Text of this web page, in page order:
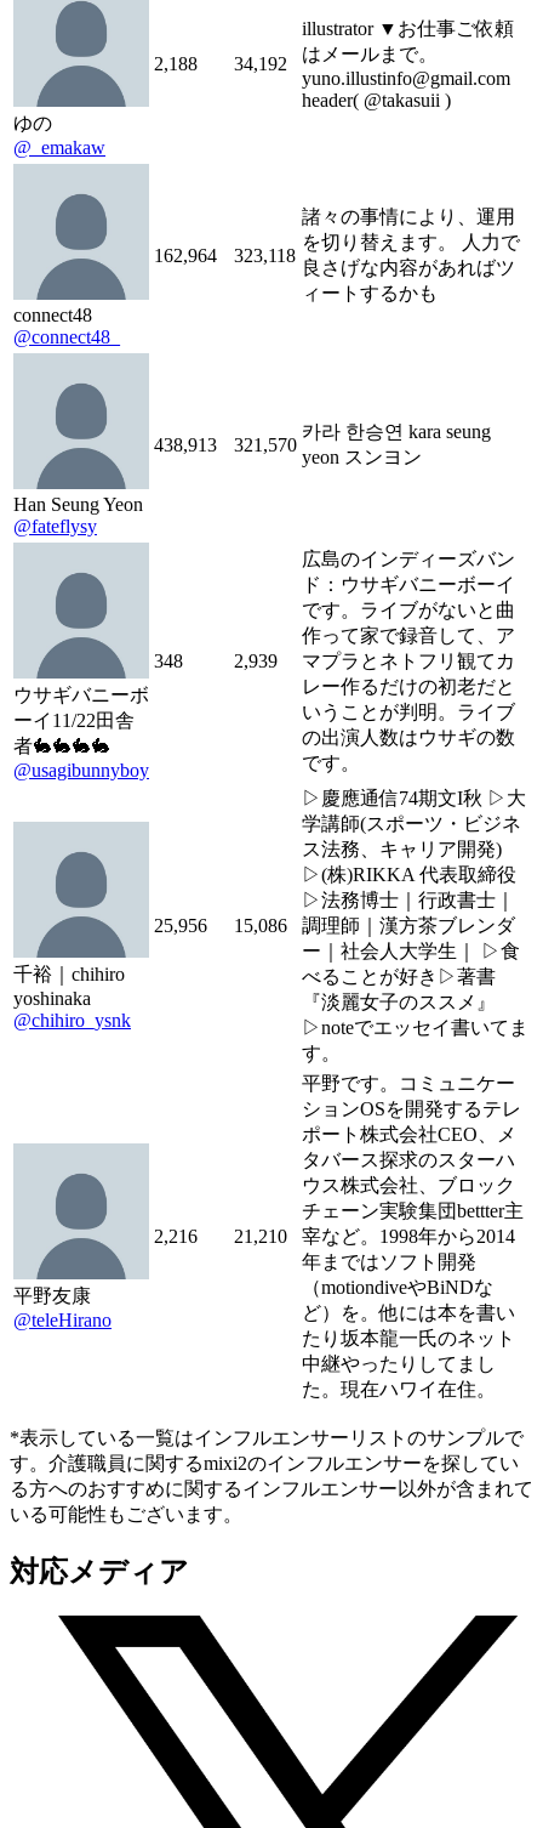
ゆの
@_emakaw
2,188 34,192
illustrator ▼お仕事ご依頼
はメールまで。
yuno.illustinfo@gmail.com
header( @takasuii )
connect48
@connect48_
162,964 323,118
諸々の事情により、運用
を切り替えます。 人力で
良さげな内容があればツ
ィートするかも
Han Seung Yeon
@fateflysy
438,913 321,570
카라 한승연 kara seung
yeon スンヨン
ウサギバニーボ
ーイ11/22田舎
者🐇🐇🐇🐇
@usagibunnyboy
348 2,939
広島のインディーズバン
ド：ウサギバニーボーイ
です。ライブがないと曲
作って家で録音して、ア
マプラとネトフリ観てカ
レー作るだけの初老だと
いうことが判明。ライブ
の出演人数はウサギの数
です。
千裕｜chihiro
yoshinaka
@chihiro_ysnk
25,956 15,086
▷慶應通信74期文I秋 ▷大
学講師(スポーツ・ビジネ
ス法務、キャリア開発)
▷(株)RIKKA 代表取締役
▷法務博士｜行政書士｜
調理師｜漢方茶ブレンダ
ー｜社会人大学生｜ ▷食
べることが好き▷著書
『淡麗女子のススメ』
▷noteでエッセイ書いてま
す。
平野友康
@teleHirano
2,216 21,210
平野です。コミュニケー
ションOSを開発するテレ
ポート株式会社CEO、メ
タバース探求のスターハ
ウス株式会社、ブロック
チェーン実験集団bettter主
宰など。1998年から2014
年まではソフト開発
（motiondiveやBiNDな
ど）を。他には本を書い
たり坂本龍一氏のネット
中継やったりしてまし
た。現在ハワイ在住。
*表示している一覧はインフルエンサーリストのサンプルで
す。介護職員に関するmixi2のインフルエンサーを探してい
る方へのおすすめに関するインフルエンサー以外が含まれて
いる可能性もございます。
対応メディア